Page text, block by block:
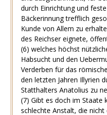
durch Einrichtung und
Bäckerinnung trefflich
Kunde von Allem zu
des Reichser eignete,
(6) welches höchst
Habsucht und den
Verderben für das
den letzten Jahren Illyrien
Statthalters Anatolius zu
(7) Gibt es doch im Staate
schlechte Anstalt, die